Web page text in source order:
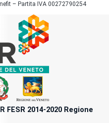
– Partita IVA 00272790254
FESR 2014-2020 Regione